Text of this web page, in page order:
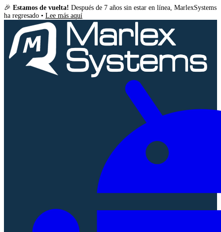
🎉 Estamos de vuelta! Después de 7 años sin estar en línea, MarlexSystems
ha regresado • Lee más aquí